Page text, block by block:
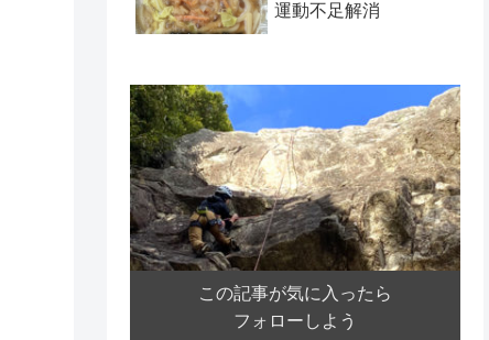
運動不足解消
この記事が気に入ったら
フォローしよう